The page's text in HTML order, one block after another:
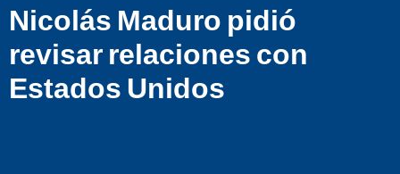
Nicolás Maduro pidió
revisar relaciones con
Estados Unidos